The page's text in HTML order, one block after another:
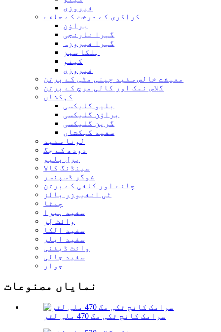
فیروزی
کراکری کے درخت کے حلقے
براؤن
گہرا نارنجی
گہرا فیروزہ
ہلکا سبز
کینو
فیروزی
معیشت خالص سفید چینی مٹی کے برتن
گلاس نمک اور کالی مرچ کے برتن
کہکشاں
بلیو گلیکسی
براؤن گلیکسی
گرین گلیکسی
سفید کہکشاں
لونا سفید
دودھ کے جگ
پرل بلیو
سینڈنگ کالا
شوگر ڈسپنسر
چائے اور کافی کے برتن
ٹی انفیوزر بالز
چمٹا
سفید ہیرا
وائٹ لِز
سفید الکا
سفید ایلر
وائٹ ڈیفنی
سفید جالی
جوار
نمایاں مصنوعات
سرامک کانچ ٹکی مگ 470 ملی لٹر